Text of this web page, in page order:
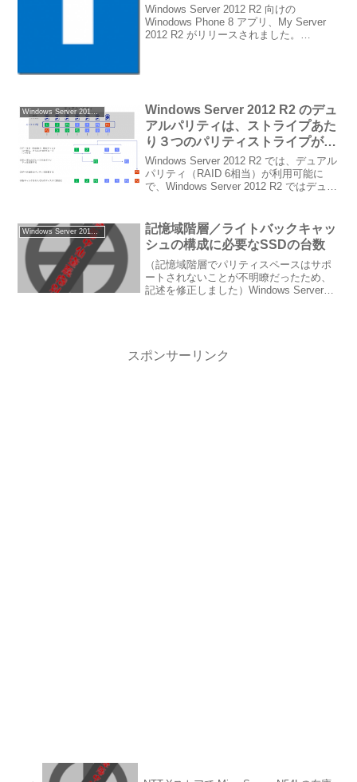
Windows Server 2012 R2 向けの
Winodows Phone 8 アプリ、My Server
2012 R2 がリリースされました。
Windows Server 2012 R2
Windows Server 2012 R2 のデュ
アルパリティは、ストライプあた
り３つのパリティストライプが存
在
Windows Server 2012 R2 では、デュアル
パリティ（RAID 6相当）が利用可能に
で、Windows Server 2012 R2 ではデュア
パリティ...
Windows Server 2012 R2
記憶域階層／ライトバックキャッ
シュの構成に必要なSSDの台数
（記憶域階層でパリティスペースはサポ
ートされないことが不明瞭だったため、
記述を修正しました）Windows Server
スポンサーリンク